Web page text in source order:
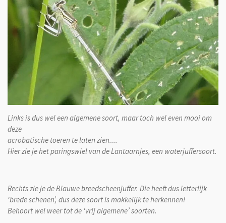
Links is dus wel een algemene soort, maar toch wel even mooi om
deze
acrobatische toeren te laten zien....
Hier zie je het paringswiel van de Lantaarnjes, een waterjuffersoort.
Rechts zie je de Blauwe breedscheenjuffer. Die heeft dus letterlijk
‘brede schenen’, dus deze soort is makkelijk te herkennen!
Behoort wel weer tot de ‘vrij algemene’ soorten.